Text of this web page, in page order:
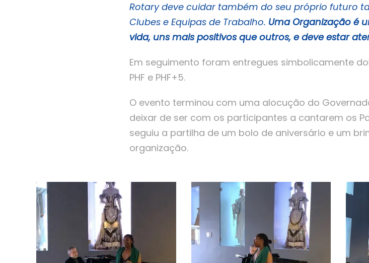
Rotary deve cuidar também do seu próprio futuro
Clubes e Equipas de Trabalho. Uma Organização é
vida, uns mais positivos que outros, e deve estar
Em seguimento foram entregues simbolicamente
PHF e PHF+5.
O evento terminou com uma alocução do
deixar de ser com os participantes a cantarem os
seguiu a partilha de um bolo de aniversário e um
organização.